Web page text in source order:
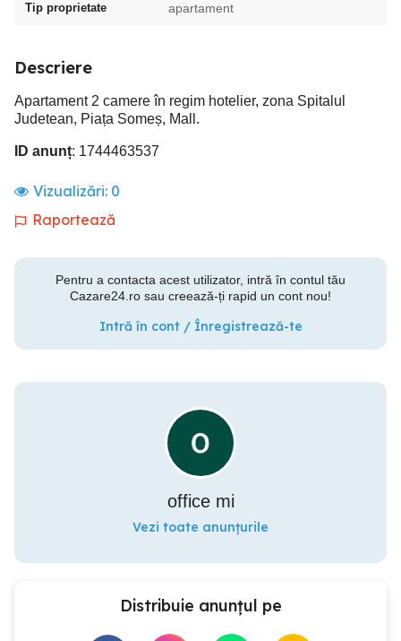
Tip proprietate apartament
Descriere
Apartament 2 camere în regim hotelier, zona Spitalul
Judetean, Piața Someș, Mall.
ID anunț: 1744463537
Vizualizări: 0
Raportează
Pentru a contacta acest utilizator, intră în contul tău
Cazare24.ro sau creează-ți rapid un cont nou!
Intră în cont / Înregistrează-te
office mi
Vezi toate anunțurile
Distribuie anunțul pe